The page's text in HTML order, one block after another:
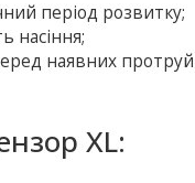
період розвитку;
насіння;
наявних
XL: